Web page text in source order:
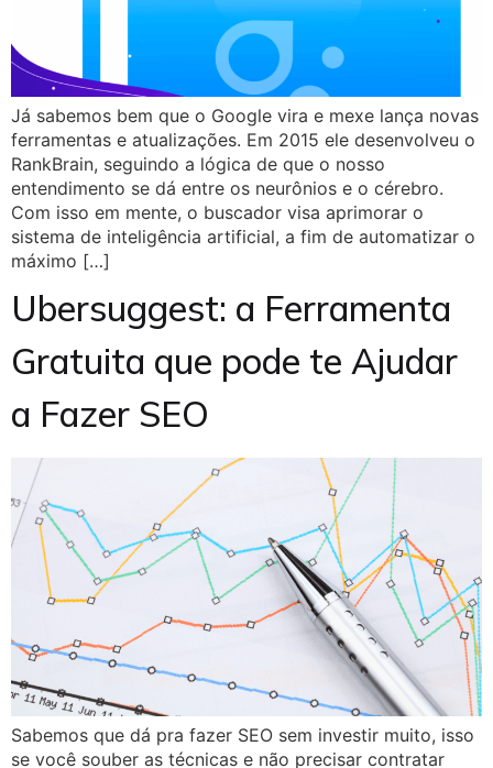
Já sabemos bem que o Google vira e mexe lança novas
ferramentas e atualizações. Em 2015 ele desenvolveu o
RankBrain, seguindo a lógica de que o nosso
entendimento se dá entre os neurônios e o cérebro.
Com isso em mente, o buscador visa aprimorar o
sistema de inteligência artificial, a fim de automatizar o
máximo […]
Ubersuggest: a Ferramenta
Gratuita que pode te Ajudar
a Fazer SEO
Sabemos que dá pra fazer SEO sem investir muito, isso
se você souber as técnicas e não precisar contratar